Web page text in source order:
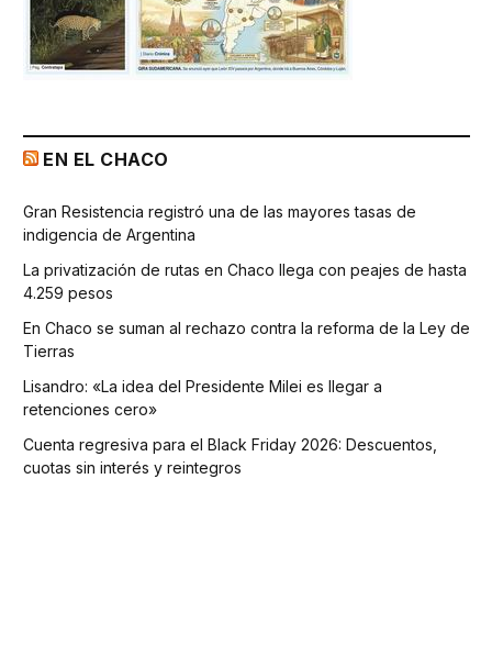
EN EL CHACO
Gran Resistencia registró una de las mayores tasas de
indigencia de Argentina
La privatización de rutas en Chaco llega con peajes de hasta
4.259 pesos
En Chaco se suman al rechazo contra la reforma de la Ley de
Tierras
Lisandro: «La idea del Presidente Milei es llegar a
retenciones cero»
Cuenta regresiva para el Black Friday 2026: Descuentos,
cuotas sin interés y reintegros